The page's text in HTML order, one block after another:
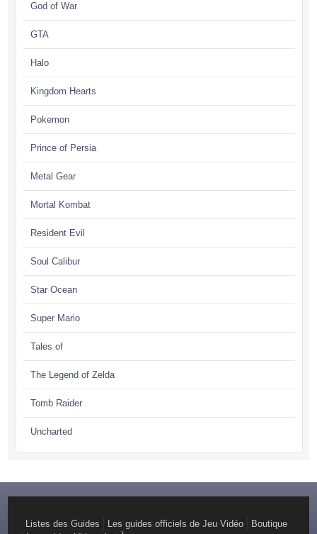
God of War
GTA
Halo
Kingdom Hearts
Pokemon
Prince of Persia
Metal Gear
Mortal Kombat
Resident Evil
Soul Calibur
Star Ocean
Super Mario
Tales of
The Legend of Zelda
Tomb Raider
Uncharted
Listes des Guides Les guides officiels de Jeu Vidéo
Boutique